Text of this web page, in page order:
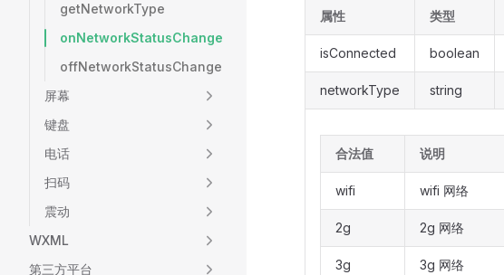
getNetworkType
onNetworkStatusChange
offNetworkStatusChange
屏幕
键盘
电话
扫码
震动
WXML
第三方平台
属性 类型
isConnected boolean
networkType string
合法值 说明
wifi wifi 网络
2g 2g 网络
3g 3g 网络